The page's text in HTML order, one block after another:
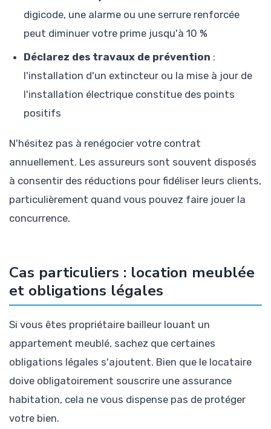
digicode, une alarme ou une serrure renforcée
peut diminuer votre prime jusqu'à 10 %
Déclarez des travaux de prévention :
l'installation d'un extincteur ou la mise à jour de
l'installation électrique constitue des points
positifs
N'hésitez pas à renégocier votre contrat
annuellement. Les assureurs sont souvent disposés
à consentir des réductions pour fidéliser leurs clients,
particulièrement quand vous pouvez faire jouer la
concurrence.
Cas particuliers : location meublée
et obligations légales
Si vous êtes propriétaire bailleur louant un
appartement meublé, sachez que certaines
obligations légales s'ajoutent. Bien que le locataire
doive obligatoirement souscrire une assurance
habitation, cela ne vous dispense pas de protéger
votre bien.